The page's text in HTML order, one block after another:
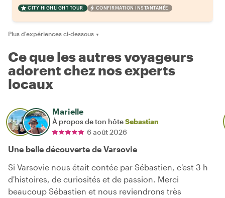
CITY HIGHLIGHT TOUR CONFIRMATION INSTANTANÉE
Plus d'expériences ci-dessous ▼
Ce que les autres voyageurs
adorent chez nos experts
locaux
Marielle
À propos de ton hôteSebastian
6 août 2026
Une belle découverte de Varsovie
Si Varsovie nous était contée par Sébastien, c'est 3 h
d'histoires, de curiosités et de passion. Merci
beaucoup Sébastien et nous reviendrons très